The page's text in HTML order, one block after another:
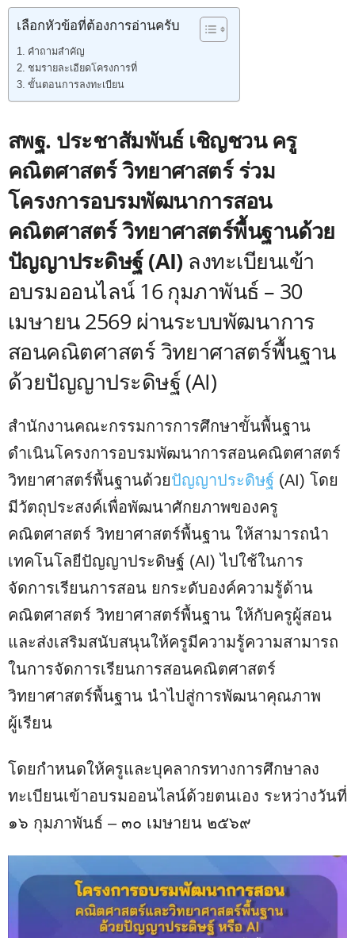
เลือกหัวข้อที่ต้องการอ่านครับ
คำถามสำคัญ
ชมรายละเอียดโครงการที่
ขั้นตอนการลงทะเบียน
สพฐ. ประชาสัมพันธ์ เชิญชวน ครู
คณิตศาสตร์ วิทยาศาสตร์ ร่วม
โครงการอบรมพัฒนาการสอน
คณิตศาสตร์ วิทยาศาสตร์พื้นฐานด้วย
ปัญญาประดิษฐ์ (AI) ลงทะเบียนเข้า
อบรมออนไลน์ 16 กุมภาพันธ์ – 30
เมษายน 2569 ผ่านระบบพัฒนาการ
สอนคณิตศาสตร์ วิทยาศาสตร์พื้นฐาน
ด้วยปัญญาประดิษฐ์ (AI)
สำนักงานคณะกรรมการการศึกษาขั้นพื้นฐาน
ดำเนินโครงการอบรมพัฒนาการสอนคณิตศาสตร์
วิทยาศาสตร์พื้นฐานด้วยปัญญาประดิษฐ์ (AI) โดย
มีวัตถุประสงค์เพื่อพัฒนาศักยภาพของครู
คณิตศาสตร์ วิทยาศาสตร์พื้นฐาน ให้สามารถนำ
เทคโนโลยีปัญญาประดิษฐ์ (AI) ไปใช้ในการ
จัดการเรียนการสอน ยกระดับองค์ความรู้ด้าน
คณิตศาสตร์ วิทยาศาสตร์พื้นฐาน ให้กับครูผู้สอน
และส่งเสริมสนับสนุนให้ครูมีความรู้ความสามารถ
ในการจัดการเรียนการสอนคณิตศาสตร์
วิทยาศาสตร์พื้นฐาน นำไปสู่การพัฒนาคุณภาพ
ผู้เรียน
โดยกำหนดให้ครูและบุคลากรทางการศึกษาลง
ทะเบียนเข้าอบรมออนไลน์ด้วยตนเอง ระหว่างวันที่
๑๖ กุมภาพันธ์ – ๓๐ เมษายน ๒๕๖๙